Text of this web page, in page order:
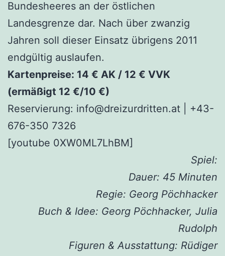
Bundesheeres an der östlichen
Landesgrenze dar. Nach über zwanzig
Jahren soll dieser Einsatz übrigens 2011
endgültig auslaufen.
Kartenpreise: 14 € AK / 12 € VVK
(ermäßigt 12 €/10 €)
Reservierung: info@dreizurdritten.at | +43-
676-350 7326
[youtube 0XW0ML7LhBM]
Spiel:
Dauer: 45 Minuten
Regie: Georg Pöchhacker
Buch & Idee: Georg Pöchhacker, Julia
Rudolph
Figuren & Ausstattung: Rüdiger